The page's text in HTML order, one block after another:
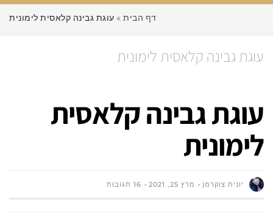
דף הבית » עוגת גבינה קלאסית לימונית
עוגת גבינה קלאסית לימונית
עוגת גבינה קלאסית
לימונית
יונית צוקרמן מרץ 25, 2021 16 תגובות